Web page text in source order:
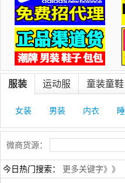
服装 运动服 童装童鞋
女装 男装 内衣
微商货源：
今日热门搜索： 更多关键字》》